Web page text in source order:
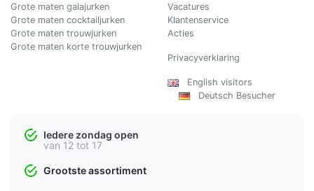
Grote maten galajurken
Grote maten cocktailjurken
Grote maten trouwjurken
Grote maten korte trouwjurken
Vacatures
Klantenservice
Acties
Privacyverklaring
English visitors
Deutsch Besucher
Iedere zondag open
van 12 tot 17
Grootste assortiment